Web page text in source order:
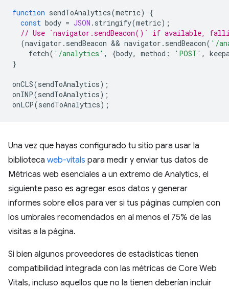
function sendToAnalytics(metric)
{
const body = JSON . stringify(metric);
// Use `navigator.sendBeacon()` if available,
(navigator . sendBeacon && navigator . sendBeacon( '/
fetch( '/analytics' , {body, method : 'POST' ,
}
onCLS(sendToAnalytics);
onINP(sendToAnalytics);
onLCP(sendToAnalytics);
Una vez que hayas configurado tu sitio para usar la
biblioteca web-vitals para medir y enviar tus datos de
Métricas web esenciales a un extremo de Analytics, el
siguiente paso es agregar esos datos y generar
informes sobre ellos para ver si tus páginas cumplen con
los umbrales recomendados en al menos el 75% de las
visitas a la página.
Si bien algunos proveedores de estadísticas tienen
compatibilidad integrada con las métricas de Core Web
Vitals, incluso aquellos que no la tienen deberían incluir